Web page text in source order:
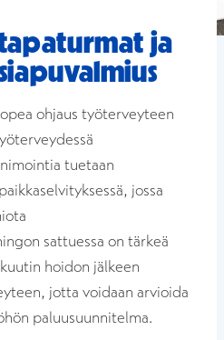
ja
ohjaus työterveyteen
tuetaan
jossa
sattuessa on tärkeä
hoidon jälkeen
jotta voidaan arvioida
paluusuunnitelma.